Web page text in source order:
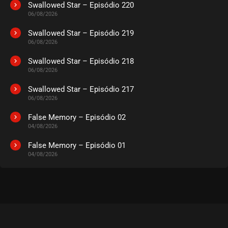
Swallowed Star – Episódio 220
06/08/2026
Swallowed Star – Episódio 219
06/08/2026
Swallowed Star – Episódio 218
06/08/2026
Swallowed Star – Episódio 217
06/08/2026
False Memory – Episódio 02
04/08/2026
False Memory – Episódio 01
04/08/2026